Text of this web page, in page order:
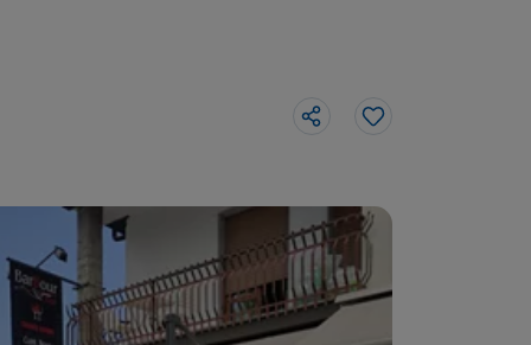
Me gusta